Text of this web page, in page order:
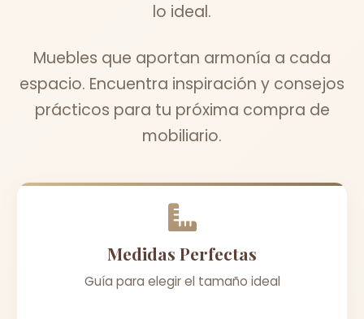
lo ideal.
Muebles que aportan armonía a cada
espacio. Encuentra inspiración y consejos
prácticos para tu próxima compra de
mobiliario.
Medidas Perfectas
Guía para elegir el tamaño ideal